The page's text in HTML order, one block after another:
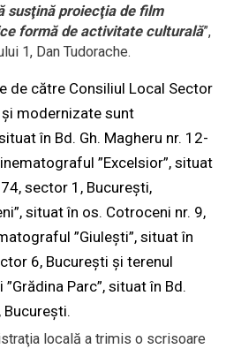
susţină proiecţia de film
formă de activitate culturală”,
1, Dan Tudorache.
de către Consiliul Local Sector
modernizate sunt
în Bd. Gh. Magheru nr. 12-
”Excelsior”, situat
sector 1, Bucureşti,
situat în os. Cotroceni nr. 9,
”Giuleşti”, situat în
6, Bucureşti şi terenul
Parc”, situat în Bd.
Bucureşti.
locală a trimis o scrisoare